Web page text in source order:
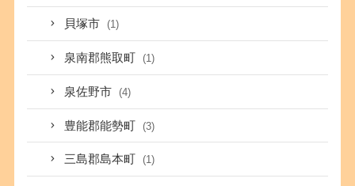
貝塚市 (1)
泉南郡熊取町 (1)
泉佐野市 (4)
豊能郡能勢町 (3)
三島郡島本町 (1)